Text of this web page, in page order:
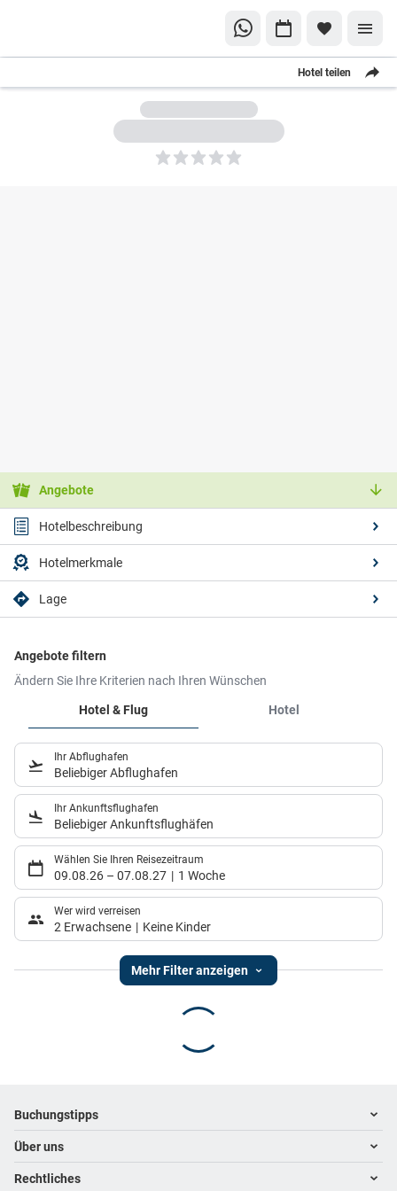
Hotel teilen
5
Angebote
Hotelbeschreibung
Hotelmerkmale
Lage
Angebote filtern
Ändern Sie Ihre Kriterien nach Ihren Wünschen
Hotel & Flug
Hotel
Ihr Abflughafen
Beliebiger Abflughafen
Ihr Ankunftsflughafen
Beliebiger Ankunftsflughäfen
Wählen Sie Ihren Reisezeitraum
09.08.26 – 07.08.27 1 Woche
Wer wird verreisen
2 Erwachsene Keine Kinder
Mehr Filter anzeigen
Footer navigation
Buchungstipps
Warum im Reisebüro buchen
Hoteltipps
Über uns
Kontakt
Rechtliches